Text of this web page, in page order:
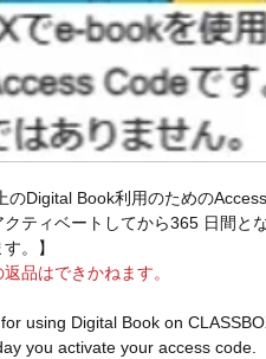
のDigital Book利用のための
ティベートしてから365 日間と
。】
品はできかねます。
using Digital Book on
you activate your access code.